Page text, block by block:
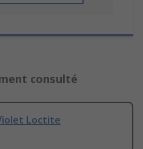
consulté
Loctite